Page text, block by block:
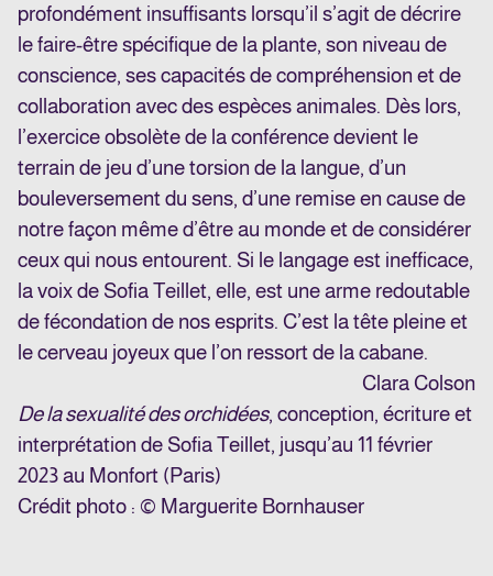
profondément insuffisants lorsqu’il s’agit de décrire
le faire-être spécifique de la plante, son niveau de
conscience, ses capacités de compréhension et de
collaboration avec des espèces animales. Dès lors,
l’exercice obsolète de la conférence devient le
terrain de jeu d’une torsion de la langue, d’un
bouleversement du sens, d’une remise en cause de
notre façon même d’être au monde et de considérer
ceux qui nous entourent. Si le langage est inefficace,
la voix de Sofia Teillet, elle, est une arme redoutable
de fécondation de nos esprits. C’est la tête pleine et
le cerveau joyeux que l’on ressort de lacabane.
Clara Colson
De la sexualité des orchidées, conception, écriture et
interprétation de Sofia Teillet, jusqu’au 11 février
2023 au Monfort (Paris)
Crédit photo : © Marguerite Bornhauser